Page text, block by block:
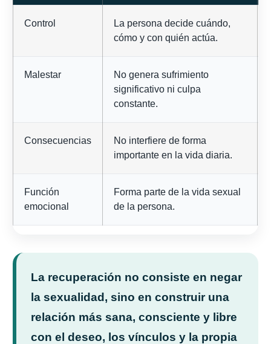
Control
La persona decide cuándo,
cómo y con quién actúa.
Malestar
No genera sufrimiento
significativo ni culpa
constante.
Consecuencias
No interfiere de forma
importante en la vida diaria.
Función
emocional
Forma parte de la vida sexual
de la persona.
La recuperación no consiste en negar
la sexualidad, sino en construir una
relación más sana, consciente y libre
con el deseo, los vínculos y la propia